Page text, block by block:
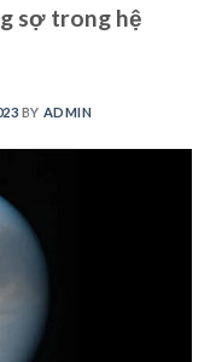
sợ trong hệ
BY ADMIN